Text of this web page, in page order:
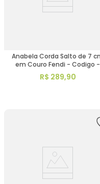
Anabela Corda Salto de 7 cm
em Couro Fendi - Codigo -
9706
R$ 289,90